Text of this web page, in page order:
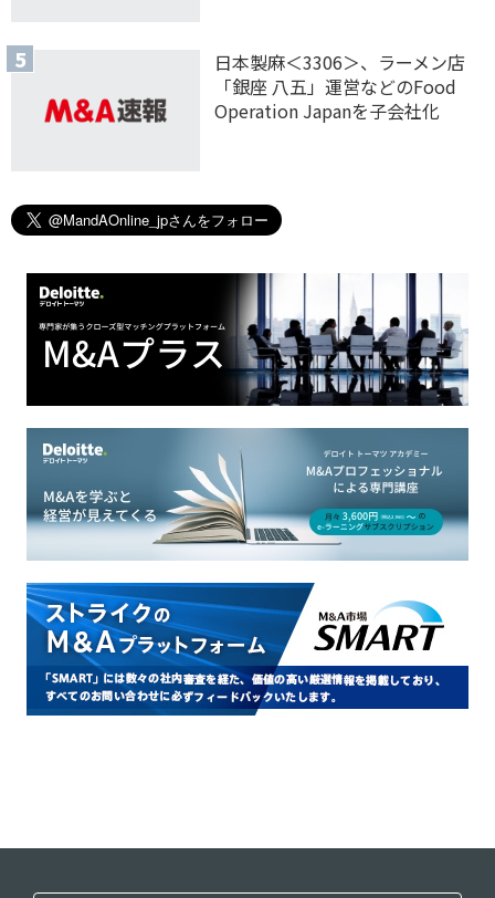
日本製麻＜3306＞、ラーメン店
「銀座 八五」運営などのFood
Operation Japanを子会社化